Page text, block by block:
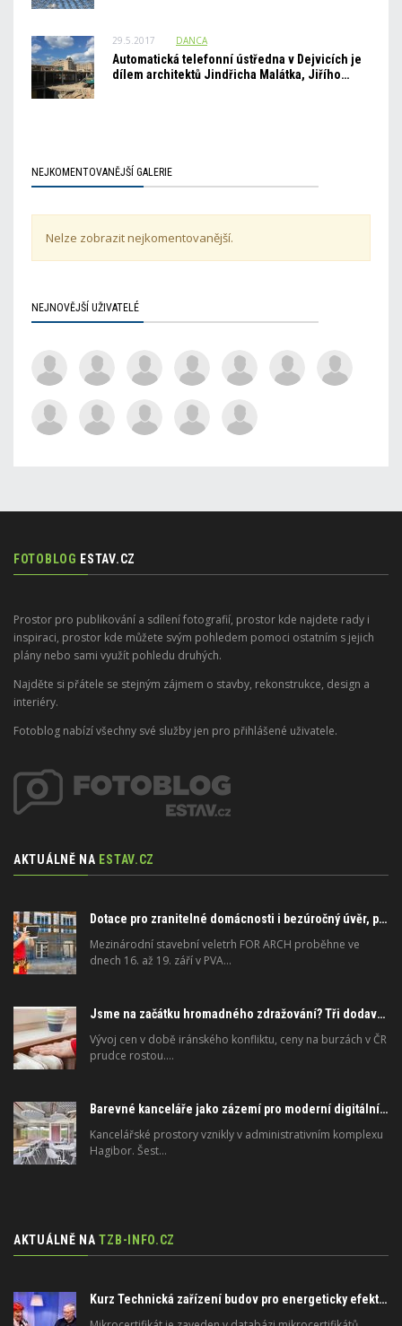
29.5.2017 DANCA
Automatická telefonní ústředna v Dejvicích je
dílem architektů Jindřicha Malátka, Jiřího…
NEJKOMENTOVANĚJŠÍ GALERIE
Nelze zobrazit nejkomentovanější.
NEJNOVĚJŠÍ UŽIVATELÉ
FOTOBLOG ESTAV.CZ
Prostor pro publikování a sdílení fotografií, prostor kde najdete rady i
inspiraci, prostor kde můžete svým pohledem pomoci ostatním s jejich
plány nebo sami využít pohledu druhých.
Najděte si přátele se stejným zájmem o stavby, rekonstrukce, design a
interiéry.
Fotoblog nabízí všechny své služby jen pro přihlášené uživatele.
AKTUÁLNĚ NA ESTAV.CZ
Dotace pro zranitelné domácnosti i bezúročný úvěr, poradenství na veletrhu FOR ARCH
Mezinárodní stavební veletrh FOR ARCH proběhne ve
dnech 16. až 19. září v PVA…
Jsme na začátku hromadného zdražování? Tři dodavatelé zvýšili ceny
Vývoj cen v době iránského konfliktu, ceny na burzách v ČR
prudce rostou.…
Barevné kanceláře jako zázemí pro moderní digitální média
Kancelářské prostory vznikly v administrativním komplexu
Hagibor. Šest…
AKTUÁLNĚ NA TZB-INFO.CZ
Kurz Technická zařízení budov pro energeticky efektivní a zdravé budovy na FSv ČVUT